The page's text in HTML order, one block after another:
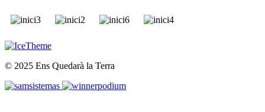
© 2025 Ens Quedarà la Terra